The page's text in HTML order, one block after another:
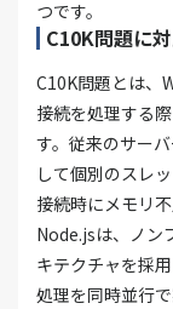
つです。
C10K問題に
C10K問題とは、
接続を処理する
す。従来のサー
して個別のスレ
接続時にメモリ
Node.jsは、ノン
キテクチャを採
処理を同時並行